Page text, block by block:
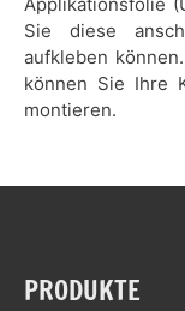
Sie diese
aufkleben
können Sie Ihre
montieren.
PRODUKTE